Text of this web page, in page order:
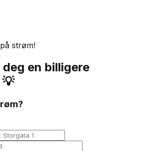
strøm!
en billigere